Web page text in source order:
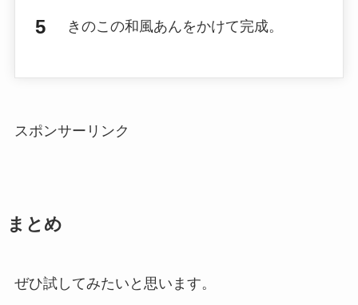
きのこの和風あんをかけて完成。
スポンサーリンク
まとめ
ぜひ試してみたいと思います。